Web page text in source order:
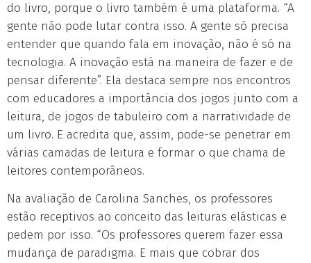
do livro, porque o livro também é uma plataforma. “A
gente não pode lutar contra isso. A gente só precisa
entender que quando fala em inovação, não é só na
tecnologia. A inovação está na maneira de fazer e de
pensar diferente”. Ela destaca sempre nos encontros
com educadores a importância dos jogos junto com a
leitura, de jogos de tabuleiro com a narratividade de
um livro. E acredita que, assim, pode-se penetrar em
várias camadas de leitura e formar o que chama de
leitores contemporâneos.
Na avaliação de Carolina Sanches, os professores
estão receptivos ao conceito das leituras elásticas e
pedem por isso. “Os professores querem fazer essa
mudança de paradigma. E mais que cobrar dos